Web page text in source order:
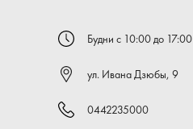
Будни с 10:00 до 17:00
ул. Ивана Дзюбы, 9
0442235000